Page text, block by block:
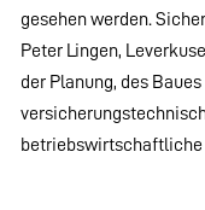
gesehen werden.
Peter Lingen,
der Planung, des